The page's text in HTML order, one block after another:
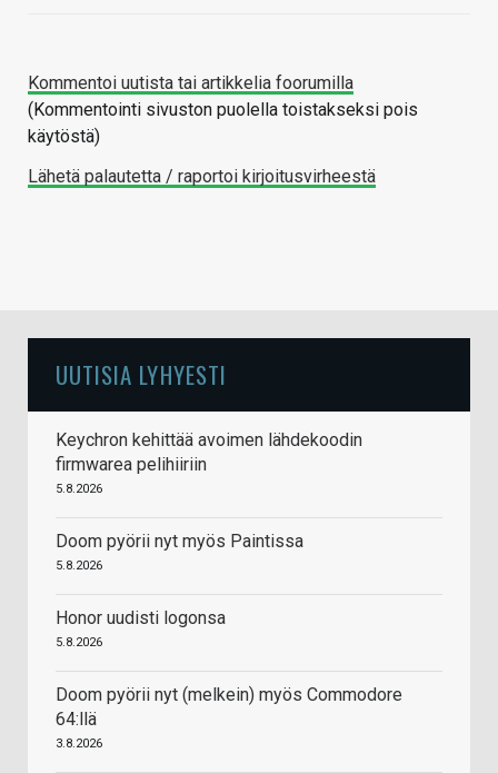
Kommentoi uutista tai artikkelia foorumilla
(Kommentointi sivuston puolella toistakseksi pois
käytöstä)
Lähetä palautetta / raportoi kirjoitusvirheestä
UUTISIA LYHYESTI
Keychron kehittää avoimen lähdekoodin
firmwarea pelihiiriin
5.8.2026
Doom pyörii nyt myös Paintissa
5.8.2026
Honor uudisti logonsa
5.8.2026
Doom pyörii nyt (melkein) myös Commodore
64:llä
3.8.2026